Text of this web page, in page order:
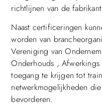
richtlijnen van de
Naast certificeringen
worden van
Vereniging van
Onderhouds ,
toegang te krijgen tot
netwerkmogelijkheden
bevorderen.